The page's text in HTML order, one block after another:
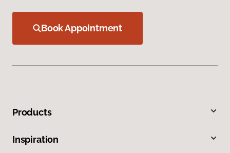
Book Appointment
Products
Inspiration